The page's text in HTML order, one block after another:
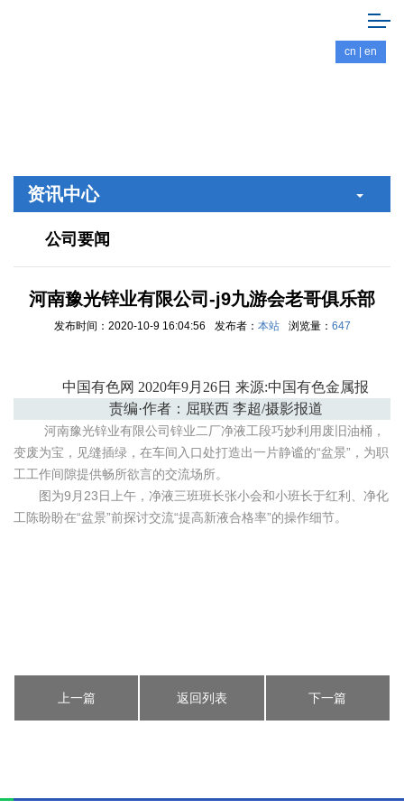
cn en
资讯中心
公司要闻
河南豫光锌业有限公司-j9九游会老哥俱乐部
发布时间：2020-10-9 16:04:56 发布者： 本站 浏览量： 647
中国有色网 2020年9月 26日 来源:中国有色金属报
责编·作者：屈联西 李超/摄影报道
河南豫光锌业有限公司锌业二厂净液工段巧妙利用废旧油桶，
变废为宝，见缝插绿，在车间入口处打造出一片静谧的“盆景”，为职
工工作间隙提供畅所欲言的交流场所。
图为9月23日上午，净液三班班长张小会和小班长于红利、净化
工陈盼盼在“盆景”前探讨交流“提高新液合格率”的操作细节。
上一篇 返回列表 下一篇